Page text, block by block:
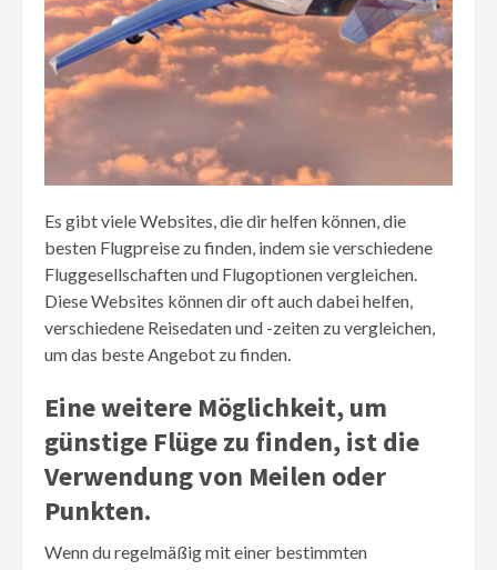
Es gibt viele Websites, die dir helfen können, die
besten Flugpreise zu finden, indem sie verschiedene
Fluggesellschaften und Flugoptionen vergleichen.
Diese Websites können dir oft auch dabei helfen,
verschiedene Reisedaten und -zeiten zu vergleichen,
um das beste Angebot zu finden.
Eine weitere Möglichkeit, um
günstige Flüge zu finden, ist die
Verwendung von Meilen oder
Punkten.
Wenn du regelmäßig mit einer bestimmten